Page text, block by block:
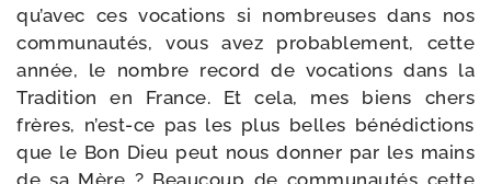
qu’a­vec ces voca­tions si nom­breuses dans nos
com­mu­nau­tés, vous avez pro­ba­ble­ment, cette
année, le nombre record de voca­tions dans la
Tradition en France. Et cela, mes biens chers
frères, n’est-​ce pas les plus belles béné­dic­tions
que le Bon Dieu peut nous don­ner par les mains
de sa Mère ? Beaucoup de com­mu­nau­tés cette